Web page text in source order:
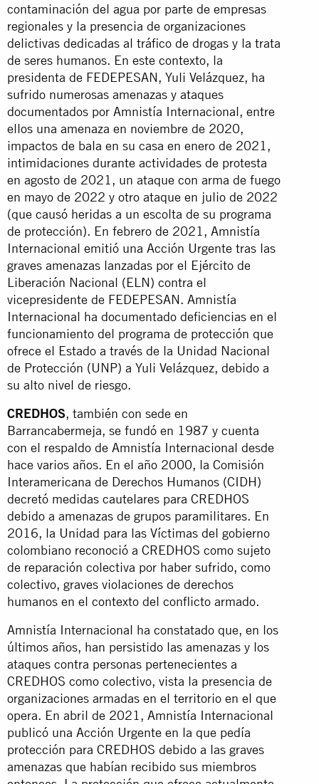
contaminación del agua por parte de empresas
regionales y la presencia de organizaciones
delictivas dedicadas al tráfico de drogas y la trata
de seres humanos. En este contexto, la
presidenta de FEDEPESAN, Yuli Velázquez, ha
sufrido numerosas amenazas y ataques
documentados por Amnistía Internacional, entre
ellos una amenaza en noviembre de 2020,
impactos de bala en su casa en enero de 2021,
intimidaciones durante actividades de protesta
en agosto de 2021, un ataque con arma de fuego
en mayo de 2022 y otro ataque en julio de 2022
(que causó heridas a un escolta de su programa
de protección). En febrero de 2021, Amnistía
Internacional emitió una Acción Urgente tras las
graves amenazas lanzadas por el Ejército de
Liberación Nacional (ELN) contra el
vicepresidente de FEDEPESAN. Amnistía
Internacional ha documentado deficiencias en el
funcionamiento del programa de protección que
ofrece el Estado a través de la Unidad Nacional
de Protección (UNP) a Yuli Velázquez, debido a
su alto nivel de riesgo.
CREDHOS, también con sede en
Barrancabermeja, se fundó en 1987 y cuenta
con el respaldo de Amnistía Internacional desde
hace varios años. En el año 2000, la Comisión
Interamericana de Derechos Humanos (CIDH)
decretó medidas cautelares para CREDHOS
debido a amenazas de grupos paramilitares. En
2016, la Unidad para las Víctimas del gobierno
colombiano reconoció a CREDHOS como sujeto
de reparación colectiva por haber sufrido, como
colectivo, graves violaciones de derechos
humanos en el contexto del conflicto armado.
Amnistía Internacional ha constatado que, en los
últimos años, han persistido las amenazas y los
ataques contra personas pertenecientes a
CREDHOS como colectivo, vista la presencia de
organizaciones armadas en el territorio en el que
opera. En abril de 2021, Amnistía Internacional
publicó una Acción Urgente en la que pedía
protección para CREDHOS debido a las graves
amenazas que habían recibido sus miembros